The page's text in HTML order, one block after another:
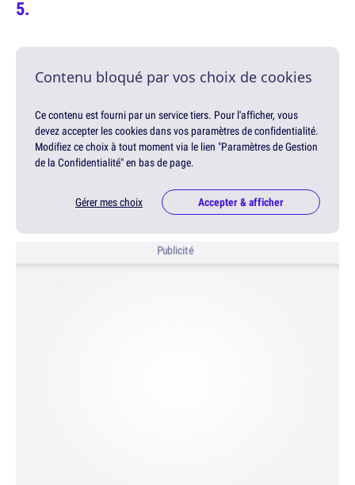
Contenu bloqué par vos choix de cookies
Ce contenu est fourni par un service tiers. Pour l'afficher, vous
devez accepter les cookies dans vos paramètres de confidentialité.
Modifiez ce choix à tout moment via le lien "Paramètres de Gestion
de la Confidentialité" en bas de page.
Gérer mes choix Accepter & afficher
Publicité